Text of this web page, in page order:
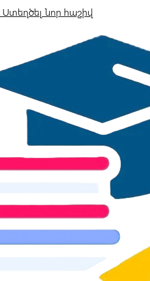
Ստեղծել նոր հաշիվ